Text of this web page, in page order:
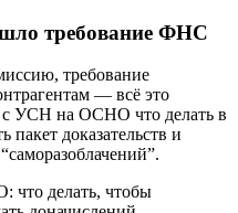
требование ФНС
требование
— всё это
с УСН на ОСНО что делать в
пакет доказательств и